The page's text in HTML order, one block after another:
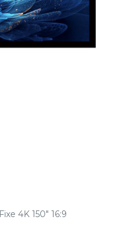
4K 150" 16:9